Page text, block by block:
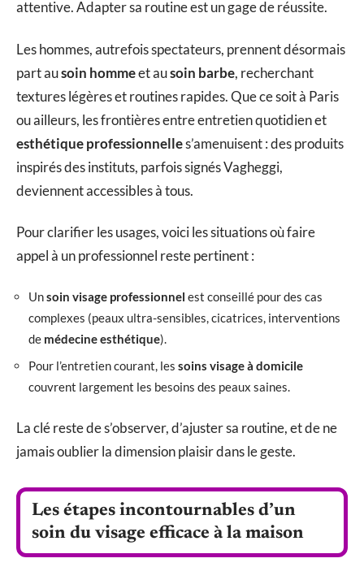
attentive. Adapter sa routine est un gage de réussite.
Les hommes, autrefois spectateurs, prennent désormais
part ausoin hommeet ausoin barbe, recherchant
textures légères et routines rapides. Que ce soit à Paris
ou ailleurs, les frontières entre entretien quotidien et
esthétique professionnelles’amenuisent : des produits
inspirés des instituts, parfois signés Vagheggi,
deviennent accessibles à tous.
Pour clarifier les usages, voici les situations où faire
appel à un professionnel reste pertinent :
Unsoin visage professionnel est conseillé pour des cas
complexes (peaux ultra-sensibles, cicatrices, interventions
de médecine esthétique).
Pour l’entretien courant, les soins visage à domicile
couvrent largement les besoins des peaux saines.
La clé reste de s’observer, d’ajuster sa routine, et de ne
jamais oublier la dimension plaisir dans le geste.
Les étapes incontournables d’un
soin du visage efficace à la maison